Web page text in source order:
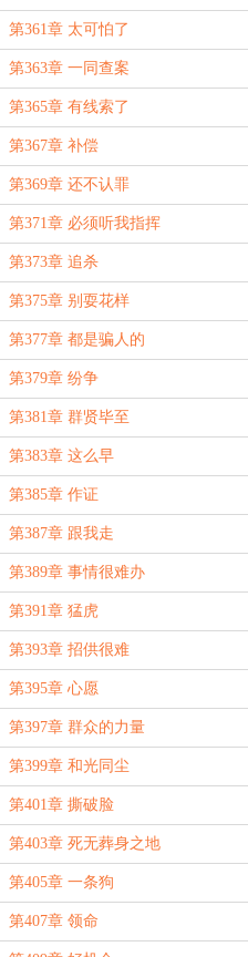
第361章 太可怕了
第363章 一同查案
第365章 有线索了
第367章 补偿
第369章 还不认罪
第371章 必须听我指挥
第373章 追杀
第375章 别耍花样
第377章 都是骗人的
第379章 纷争
第381章 群贤毕至
第383章 这么早
第385章 作证
第387章 跟我走
第389章 事情很难办
第391章 猛虎
第393章 招供很难
第395章 心愿
第397章 群众的力量
第399章 和光同尘
第401章 撕破脸
第403章 死无葬身之地
第405章 一条狗
第407章 领命